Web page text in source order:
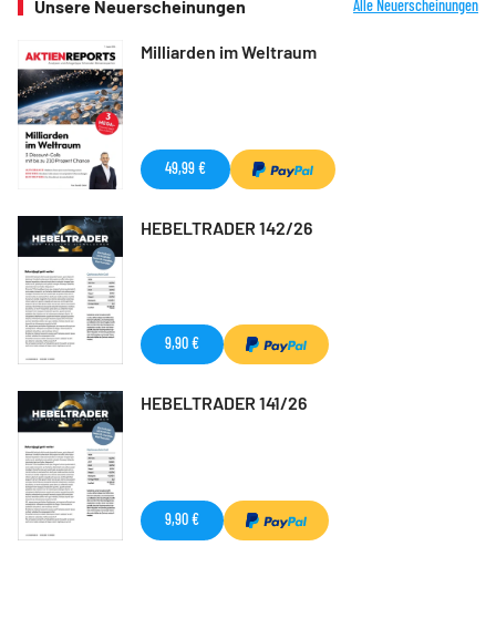
Unsere Neuerscheinungen Alle Neuerscheinungen
Milliarden im Weltraum
49,99 €
HEBELTRADER 142/26
9,90 €
HEBELTRADER 141/26
9,90 €